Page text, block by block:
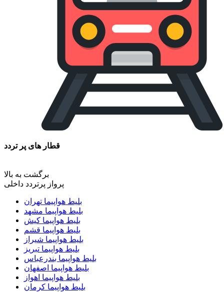
قطار های پر تردد
پرواز پرتردد داخلی
بلیط هواپیما تهران
بلیط هواپیما مشهد
بلیط هواپیما کیش
بلیط هواپیما قشم
بلیط هواپیما شیراز
بلیط هواپیما تبریز
بلیط هواپیما بندرعباس
بلیط هواپیما اصفهان
بلیط هواپیما اهواز
بلیط هواپیما کرمان